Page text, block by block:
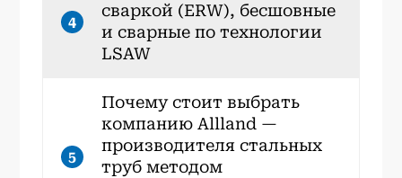
4
сваркой (ERW), бесшовные
и сварные по технологии
LSAW
5
Почему стоит выбрать
компанию Allland —
производителя стальных
труб методом